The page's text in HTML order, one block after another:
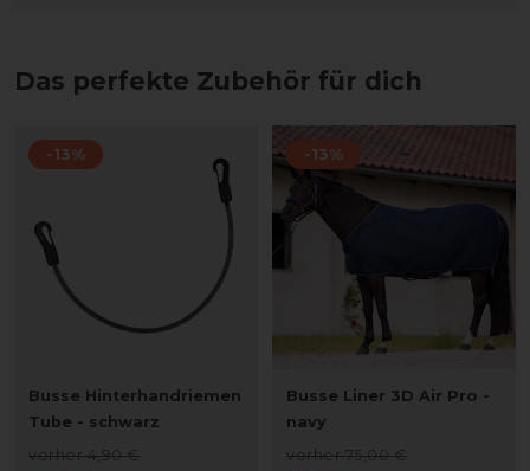
Das perfekte Zubehör für dich
-13%
Busse Hinterhandriemen
Tube - schwarz
vorher 4,90 €
-13%
Busse Liner 3D Air Pro -
navy
vorher 75,00 €